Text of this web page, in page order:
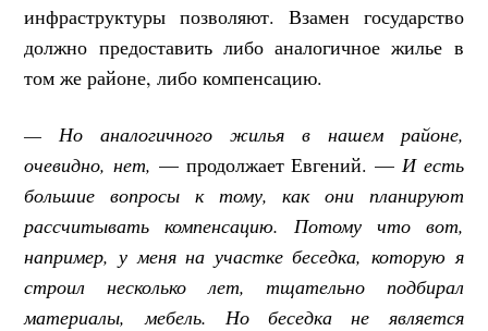
инфраструктуры позволяют. Взамен государство
должно предоставить либо аналогичное жилье в
том же районе, либо компенсацию.
— Но аналогичного жилья в нашем районе,
очевидно, нет, — продолжает Евгений. — И есть
большие вопросы к тому, как они планируют
рассчитывать компенсацию. Потому что вот,
например, у меня на участке беседка, которую я
строил несколько лет, тщательно подбирал
материалы, мебель. Но беседка не является